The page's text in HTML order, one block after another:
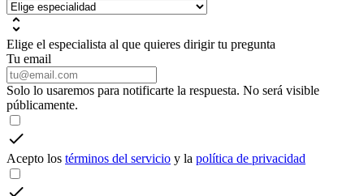
Elige el especialista al que quieres dirigir tu pregunta
Tu email
Solo lo usaremos para notificarte la respuesta. No será visible
públicamente.
Acepto los términos del servicio y la política de privacidad